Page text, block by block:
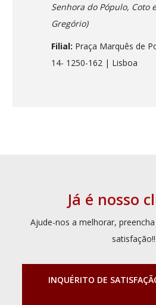
Senhora do Pópulo, Coto
Gregório)
Filial: Praça Marquês de
14- 1250-162 | Lisboa
Já é nosso
Ajude-nos a melhorar,
satisfação!!
INQUÉRITO DE